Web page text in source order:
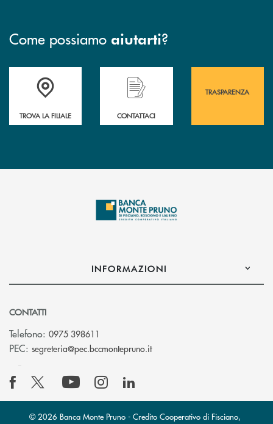
Come possiamo aiutarti?
Accedi all' elenco completo&nbsp; delle&nbsp; filiali&nbsp; di Banca
TROVA LA FILIALE
Hai bisogno di assistenza immediata?
CONTATTACI
TRASPARENZA
INFORMAZIONI
CONTATTI
Telefono: 0975 398611
PEC: segreteria@pec.bccmontepruno.it(si apre l’app di posta
© 2026 Banca Monte Pruno - Credito Cooperativo di Fisciano,